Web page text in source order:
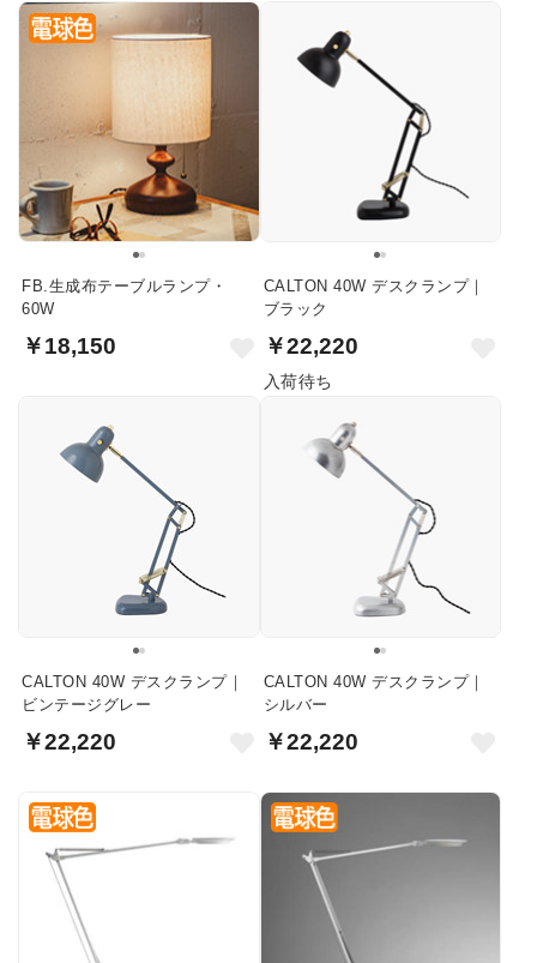
FB.生成布テーブルランプ・
60W
￥18,150
CALTON 40W デスクランプ｜
ブラック
￥22,220
入荷待ち
CALTON 40W デスクランプ｜
ビンテージグレー
￥22,220
CALTON 40W デスクランプ｜
シルバー
￥22,220